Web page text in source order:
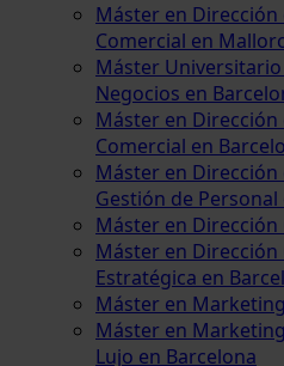
Máster en
Comercial en
Máster
Negocios en
Máster en
Comercial en
Máster en Dirección
Gestión de
Máster en
Máster en
Estratégica en
Máster en
Máster en
Lujo en Barcelona